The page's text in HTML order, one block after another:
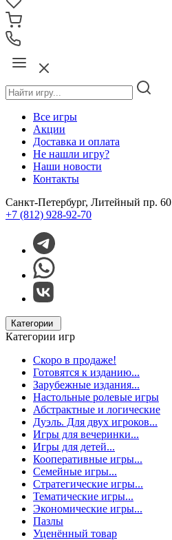
Все игры
Акции
Доставка и оплата
Не нашли игру?
Наши новости
Контакты
Санкт-Петербург, Литейный пр. 60
+7 (812) 928-92-70
Категории
Категории игр
Скоро в продаже!
Готовятся к изданию...
Зарубежные издания...
Настольные ролевые игры
Абстрактные и логические
Дуэль. Для двух игроков...
Игры для вечеринки...
Игры для детей...
Кооперативные игры...
Семейные игры...
Стратегические игры...
Тематические игры...
Экономические игры...
Пазлы
Уценённый товар